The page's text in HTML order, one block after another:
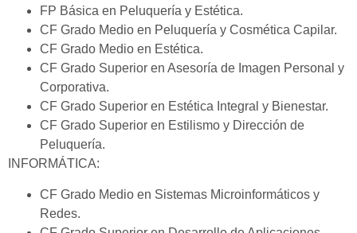
FP Básica en Peluquería y Estética.
CF Grado Medio en Peluquería y Cosmética Capilar.
CF Grado Medio en Estética.
CF Grado Superior en Asesoría de Imagen Personal y
Corporativa.
CF Grado Superior en Estética Integral y Bienestar.
CF Grado Superior en Estilismo y Dirección de
Peluquería.
INFORMÁTICA:
CF Grado Medio en Sistemas Microinformáticos y
Redes.